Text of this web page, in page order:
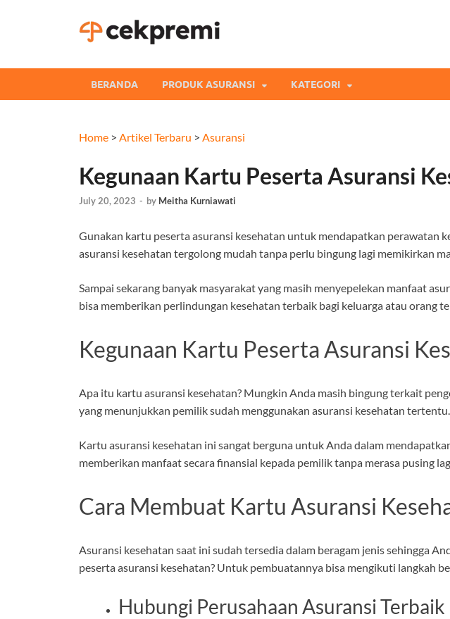
BERANDA PRODUK ASURANSI KATEGORI
Home > Artikel Terbaru > Asuransi
Kegunaan Kartu Peserta Asuransi
July 20, 2023 - by Meitha Kurniawati
Gunakan kartu peserta asuransi kesehatan untuk mendapatkan perawatan
asuransi kesehatan tergolong mudah tanpa perlu bingung lagi memikirkan
Sampai sekarang banyak masyarakat yang masih menyepelekan manfaat
bisa memberikan perlindungan kesehatan terbaik bagi keluarga atau orang
Kegunaan Kartu Peserta Asuransi
Apa itu kartu asuransi kesehatan? Mungkin Anda masih bingung terkait
yang menunjukkan pemilik sudah menggunakan asuransi kesehatan tertentu.
Kartu asuransi kesehatan ini sangat berguna untuk Anda dalam
memberikan manfaat secara finansial kepada pemilik tanpa merasa pusing
Cara Membuat Kartu Asuransi
Asuransi kesehatan saat ini sudah tersedia dalam beragam jenis sehingga
peserta asuransi kesehatan? Untuk pembuatannya bisa mengikuti langkah
Hubungi Perusahaan Asuransi Terbaik